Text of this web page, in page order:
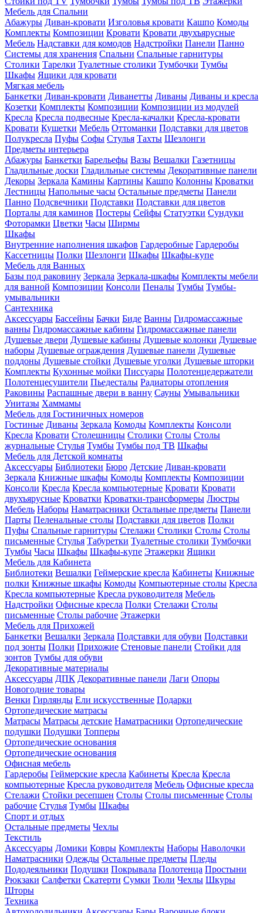
Мебель для Спальни
Абажуры Диван-кровати Изголовья кровати Кашпо Комоды
Комплекты Композиции Кровати Кровати двухъярусные
Мебель Надставки для комодов Надстройки Панели Панно
Системы для хранения Спальни Спальные гарнитуры
Столики Тарелки Туалетные столики Тумбочки Тумбы
Шкафы Ящики для кровати
Мягкая мебель
Банкетки Диван-кровати Диванетты Диваны Диваны и кресла
Козетки Комплекты Композиции Композиции из модулей
Кресла Кресла подвесные Кресла-качалки Кресла-кровати
Кровати Кушетки Мебель Оттоманки Подставки для цветов
Полукресла Пуфы Софы Стулья Тахты Шезлонги
Предметы интерьера
Абажуры Банкетки Барельефы Вазы Вешалки Газетницы
Гладильные доски Гладильные системы Декоративные панели
Декоры Зеркала Камины Картины Кашпо Колонны Кроватки
Лестницы Напольные часы Остальные предметы Панели
Панно Подсвечники Подставки Подставки для цветов
Порталы для каминов Постеры Сейфы Статуэтки Сундуки
Фоторамки Цветки Часы Ширмы
Шкафы
Внутренние наполнения шкафов Гардеробные Гардеробы
Кассетницы Полки Шезлонги Шкафы Шкафы-купе
Мебель для Ванных
Базы под раковину Зеркала Зеркала-шкафы Комплекты мебели
для ванной Композиции Консоли Пеналы Тумбы Тумбы-
умывальники
Сантехника
Аксессуары Бассейны Бачки Биде Ванны Гидромассажные
ванны Гидромассажные кабины Гидромассажные панели
Душевые двери Душевые кабины Душевые колонки Душевые
наборы Душевые ограждения Душевые панели Душевые
поддоны Душевые стойки Душевые уголки Душевые шторки
Комплекты Кухонные мойки Писсуары Полотенцедержатели
Полотенцесушители Пьедесталы Радиаторы отопления
Раковины Распашные двери в ванну Сауны Умывальники
Унитазы Хаммамы
Мебель для Гостиничных номеров
Гостиные Диваны Зеркала Комоды Комплекты Консоли
Кресла Кровати Столешницы Столики Столы Столы
журнальные Стулья Тумбы Тумбы под ТВ Шкафы
Мебель для Детской комнаты
Аксессуары Библиотеки Бюро Детские Диван-кровати
Зеркала Книжные шкафы Комоды Комплекты Композиции
Консоли Кресла Кресла компьютерные Кровати Кровати
двухъярусные Кроватки Кроватки-трансформеры Люстры
Мебель Наборы Наматрасники Остальные предметы Панели
Парты Пеленальные столы Подставки для цветов Полки
Пуфы Спальные гарнитуры Стелажи Столики Столы Столы
письменные Стулья Табуретки Туалетные столики Тумбочки
Тумбы Часы Шкафы Шкафы-купе Этажерки Ящики
Мебель для Кабинета
Библиотеки Вешалки Геймерские кресла Кабинеты Книжные
полки Книжные шкафы Комоды Компьютерные столы Кресла
Кресла компьютерные Кресла руководителя Мебель
Надстройки Офисные кресла Полки Стелажи Столы
письменные Столы рабочие Этажерки
Мебель для Прихожей
Банкетки Вешалки Зеркала Подставки для обуви Подставки
под зонты Полки Прихожие Стеновые панели Стойки для
зонтов Тумбы для обуви
Декоративные материалы
Аксессуары ДПК Декоративные панели Лаги Опоры
Новогодние товары
Венки Гирлянды Ели искусственные Подарки
Ортопедические матрасы
Матрасы Матрасы детские Наматрасники Ортопедические
подушки Подушки Топперы
Ортопедические основания
Ортопедические основания
Офисная мебель
Гардеробы Геймерские кресла Кабинеты Кресла Кресла
компьютерные Кресла руководителя Мебель Офисные кресла
Стелажи Стойки ресепшен Столы Столы письменные Столы
рабочие Стулья Тумбы Шкафы
Спорт и отдых
Остальные предметы Чехлы
Текстиль
Аксессуары Домики Ковры Комплекты Наборы Наволочки
Наматрасники Одежды Остальные предметы Пледы
Пододеяльники Подушки Покрывала Полотенца Простыни
Рюкзаки Салфетки Скатерти Сумки Тюли Чехлы Шкуры
Шторы
Техника